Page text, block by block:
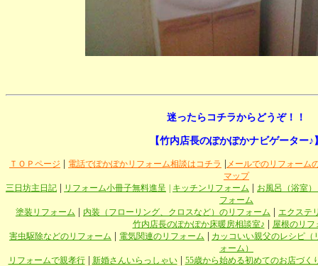
迷ったらコチラからどうぞ！！
【竹内店長のぽかぽかナビゲーター♪
ＴＯＰページ 電話でぽかぽかリフォーム相談はコチラ
メールでのリフォーム
マップ
三日坊主日記
リフォーム小冊子無料進呈 キッチンリフォーム
お風呂（浴室
フォーム
塗装リフォーム
内装（フローリング、クロスなど）のリフォーム
エクステ
竹内店長のぽかぽか床暖房相談室♪
屋根のリフ
害虫駆除などのリフォーム
電気関連のリフォーム
カッコいい親父のレシピ（
ォーム）
リフォームで親孝行| 新婚さんいらっしゃい| 55歳から始める初めてのお店づく